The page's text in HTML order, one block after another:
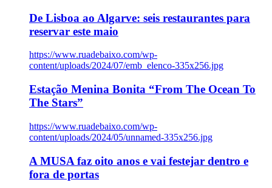
De Lisboa ao Algarve: seis restaurantes para
reservar este maio
https://www.ruadebaixo.com/wp-
content/uploads/2024/07/emb_elenco-335x256.jpg
Estação Menina Bonita “From The Ocean To
The Stars”
https://www.ruadebaixo.com/wp-
content/uploads/2024/05/unnamed-335x256.jpg
A MUSA faz oito anos e vai festejar dentro e
fora de portas